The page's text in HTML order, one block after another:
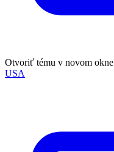
Otvoriť tému v novom okne
USA